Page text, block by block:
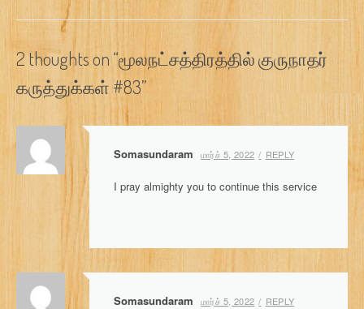
s
t
n
a
v
i
t
2 thoughts on “மூலநட்சத்திரத்தில் குருநாதர்
கருத்துக்கள் #83”
Somasundaram மார்ச் 5, 2022 REPLY
I pray almighty you to continue this service
Somasundaram மார்ச் 5, 2022 REPLY